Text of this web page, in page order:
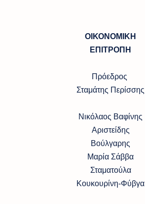
ΟΙΚΟΝΟΜΙΚΗ
ΕΠΙΤΡΟΠΗ
Πρόεδρος
Σταμάτης Περίσσης
Νικόλαος Βαφίνης
Αριστείδης
Βούλγαρης
Μαρία Σάββα
Σταματούλα
Κουκουρίνη-Φύβγα